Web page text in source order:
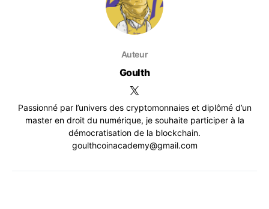
Auteur
Goulth
Passionné par l’univers des cryptomonnaies et diplômé d’un
master en droit du numérique, je souhaite participer à la
démocratisation de la blockchain.
goulthcoinacademy@gmail.com